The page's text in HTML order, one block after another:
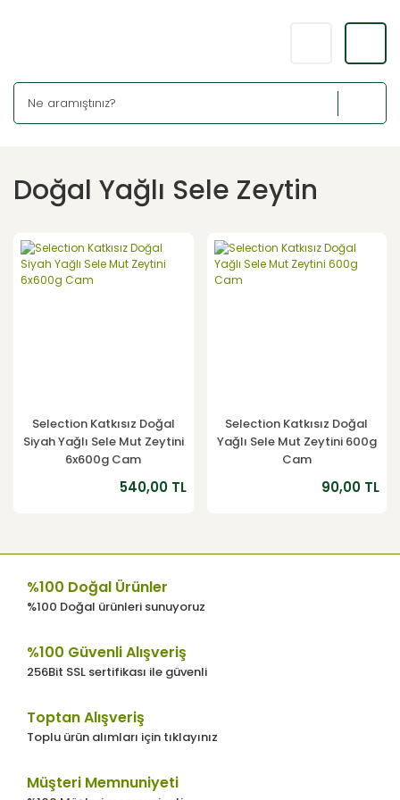
Doğal Yağlı Sele Zeytin
Selection Katkısız Doğal
Siyah Yağlı Sele Mut Zeytini
6x600g Cam
540,00 TL
Selection Katkısız Doğal
Yağlı Sele Mut Zeytini 600g
Cam
90,00 TL
%100 Doğal Ürünler
%100 Doğal ürünleri sunuyoruz
%100 Güvenli Alışveriş
256Bit SSL sertifikası ile güvenli
Toptan Alışveriş
Toplu ürün alımları için tıklayınız
Müşteri Memnuniyeti